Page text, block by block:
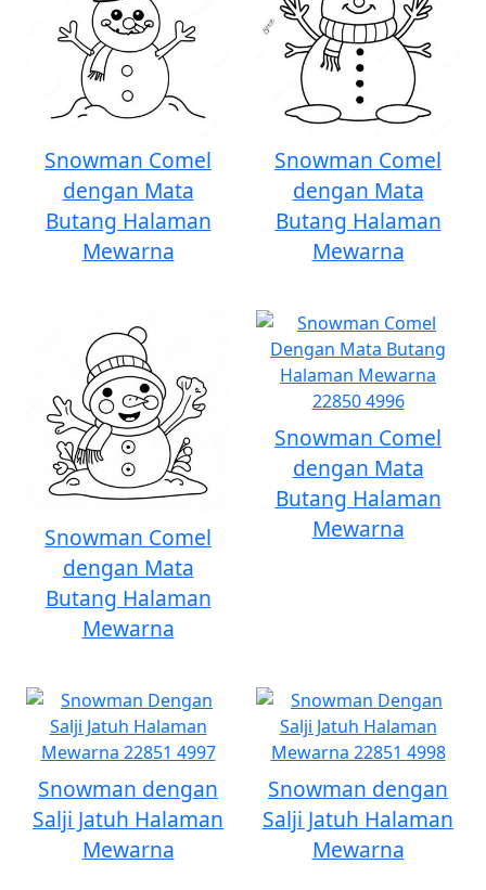
Snowman Comel
dengan Mata
Butang Halaman
Mewarna
Snowman Comel
dengan Mata
Butang Halaman
Mewarna
Snowman Comel
dengan Mata
Butang Halaman
Mewarna
Snowman Comel
dengan Mata
Butang Halaman
Mewarna
Snowman dengan
Salji Jatuh Halaman
Mewarna
Snowman dengan
Salji Jatuh Halaman
Mewarna